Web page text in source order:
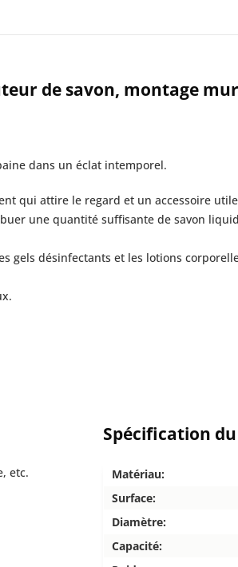
de savon, montage
dans un éclat intemporel.
qui attire le regard et un accessoire
une quantité suffisante de savon
gels désinfectants et les lotions
etc.
Spécification
Matériau:
Surface:
Diamètre:
Capacité: